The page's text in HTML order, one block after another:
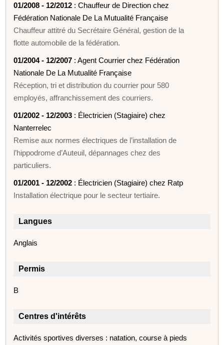
01/2008 - 12/2012 : Chauffeur de Direction chez
Fédération Nationale De La Mutualité Française
Chauffeur attitré du Secrétaire Général, gestion de la
flotte automobile de la fédération.
01/2004 - 12/2007 : Agent Courrier chez Fédération
Nationale De La Mutualité Française
Réception, tri et distribution du courrier pour 580
employés, affranchissement des courriers.
01/2002 - 12/2003 : Électricien (Stagiaire) chez
Nanterrelec
Remise aux normes électriques de l’installation de
l’hippodrome d’Auteuil, dépannages chez des
particuliers.
01/2001 - 12/2002 : Électricien (Stagiaire) chez Ratp
Installation électrique pour le secteur tertiaire.
Langues
Anglais
Permis
B
Centres d'intérêts
Activités sportives diverses : natation, course à pieds